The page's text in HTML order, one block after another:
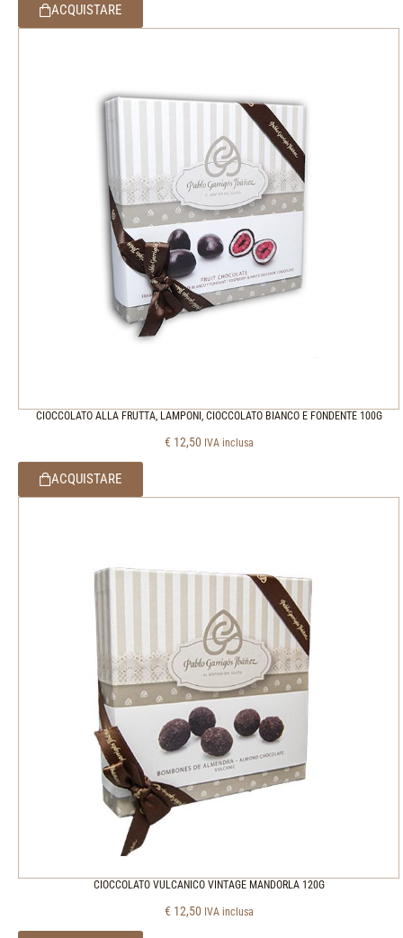
ACQUISTARE
CIOCCOLATO ALLA FRUTTA, LAMPONI, CIOCCOLATO BIANCO E FONDENTE 100G
€ 12,50 IVA inclusa
ACQUISTARE
CIOCCOLATO VULCANICO VINTAGE MANDORLA 120G
€ 12,50 IVA inclusa